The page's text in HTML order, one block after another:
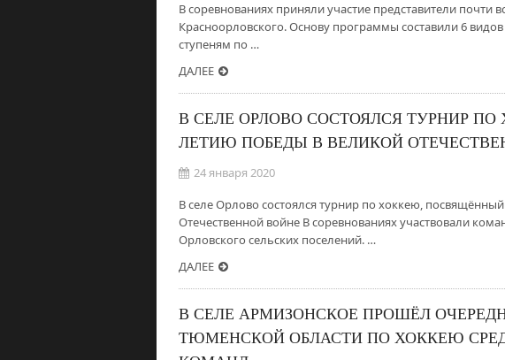
В соревнованиях приняли участие представители почти
Красноорловского. Основу программы составили 6
ступеням по …
ДАЛЕЕ
В СЕЛЕ ОРЛОВО СОСТОЯЛСЯ ТУРНИР
ЛЕТИЮ ПОБЕДЫ В ВЕЛИКОЙ
24 января 2020
В селе Орлово состоялся турнир по хоккею,
Отечественной войне В соревнованиях участвовали
Орловского сельских поселений. …
ДАЛЕЕ
В СЕЛЕ АРМИЗОНСКОЕ ПРОШЁЛ
ТЮМЕНСКОЙ ОБЛАСТИ ПО ХОККЕЮ